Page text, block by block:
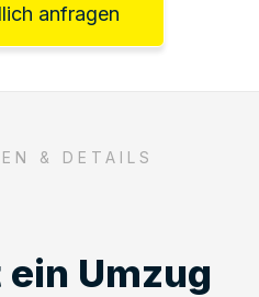
anfragen
& DETAILS
Umzug